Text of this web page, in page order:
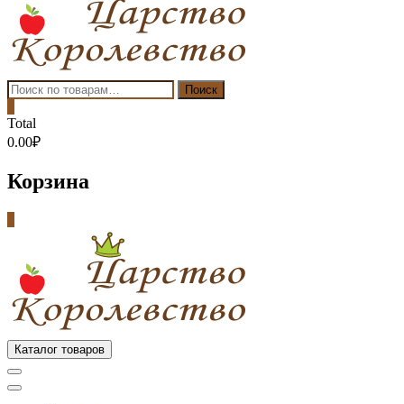
Искать: Поиск
Total
0.00₽
Корзина
Каталог товаров